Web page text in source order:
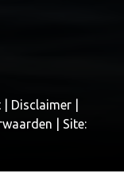
Disclaimer|
| Site: